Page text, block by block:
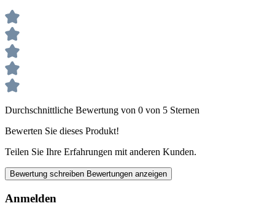
Durchschnittliche Bewertung von 0 von 5 Sternen
Bewerten Sie dieses Produkt!
Teilen Sie Ihre Erfahrungen mit anderen Kunden.
Bewertung schreiben Bewertungen anzeigen
Anmelden